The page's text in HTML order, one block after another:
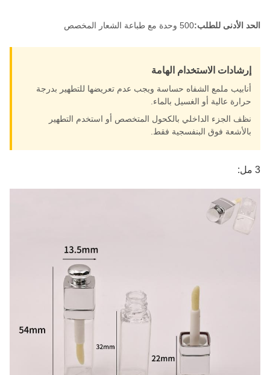
الحد الأدنى للطلب:500 وحدة مع طباعة الشعار المخصص
إرشادات الاستخدام الهامة
أنابيب ملمع الشفاه حساسة ويجب عدم تعريضها للتطهير بدرجة
حرارة عالية أو الغسيل بالماء.
نظف الجزء الداخلي بالكحول المتخصص أو استخدم التطهير
بالأشعة فوق البنفسجية فقط.
3 مل: